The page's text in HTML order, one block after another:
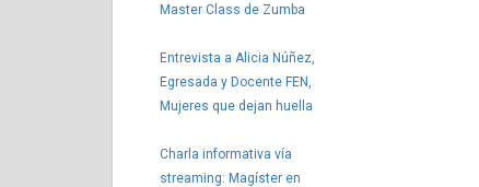
Master Class de Zumba
Entrevista a Alicia Núñez,
Egresada y Docente FEN,
Mujeres que dejan huella
Charla informativa vía
streaming: Magíster en